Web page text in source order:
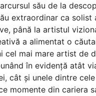
său de la
extraordinar ca solist
până la artistul
a alimentat o
cel mai mare artist de
în evidență atât
cât și unele dintre
momente din cariera